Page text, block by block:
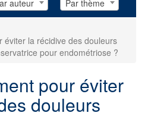
auteur Par thème
éviter la récidive des douleurs
pour endométriose ?
pour éviter
douleurs